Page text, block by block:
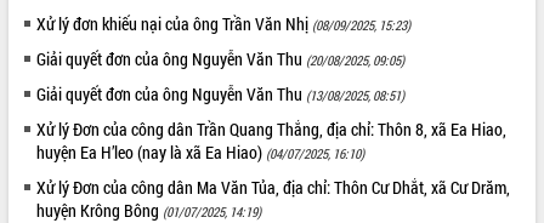
HỆ THỐNG VĂN BẢN
VĂN BẢN HĐND TỈNH
ĐIỂM TIN VĂN BẢN
QUY HOẠCH - KẾ HOẠCH
Xử lý đơn khiếu nại của ông Trần Văn Nhị (08/09/2025, 15:23)
Giải quyết đơn của ông Nguyễn Văn Thu (20/08/2025, 09:05)
Giải quyết đơn của ông Nguyễn Văn Thu (13/08/2025, 08:51)
Xử lý Đơn của công dân Trần Quang Thắng, địa chỉ: Thôn 8, xã Ea Hiao,
huyện Ea H’leo (nay là xã Ea Hiao) (04/07/2025, 16:10)
Xử lý Đơn của công dân Ma Văn Tủa, địa chỉ: Thôn Cư Dhắt, xã Cư Drăm,
huyện Krông Bông (01/07/2025, 14:19)